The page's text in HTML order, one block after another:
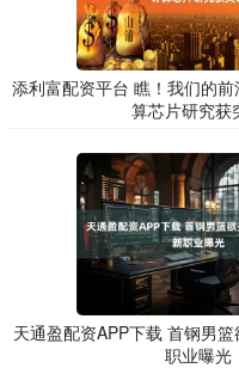
添利富配资平台 瞧！我们的
算芯片研究获
天通盈配资APP下载 首钢男
职业曝光